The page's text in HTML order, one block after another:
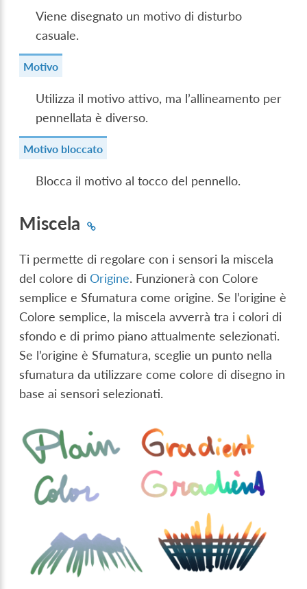
Viene disegnato un motivo di disturbo
casuale.
Motivo
Utilizza il motivo attivo, ma l’allineamento per
pennellata è diverso.
Motivo bloccato
Blocca il motivo al tocco del pennello.
Miscela
Ti permette di regolare con i sensori la miscela
del colore diOrigine. Funzionerà con Colore
semplice e Sfumatura come origine. Se l’origine è
Colore semplice, la miscela avverrà tra i colori di
sfondo e di primo piano attualmente selezionati.
Se l’origine è Sfumatura, sceglie un punto nella
sfumatura da utilizzare come colore di disegno in
base ai sensori selezionati.